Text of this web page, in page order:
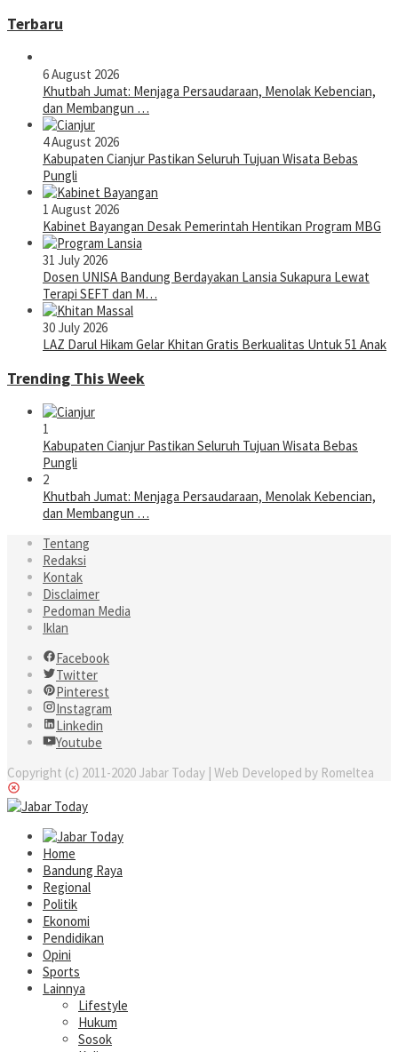
Terbaru
6 August 2026
Khutbah Jumat: Menjaga Persaudaraan, Menolak Kebencian,
dan Membangun …
4 August 2026
Kabupaten Cianjur Pastikan Seluruh Tujuan Wisata Bebas
Pungli
1 August 2026
Kabinet Bayangan Desak Pemerintah Hentikan Program MBG
31 July 2026
Dosen UNISA Bandung Berdayakan Lansia Sukapura Lewat
Terapi SEFT dan M…
30 July 2026
LAZ Darul Hikam Gelar Khitan Gratis Berkualitas Untuk 51 Anak
Trending This Week
1
Kabupaten Cianjur Pastikan Seluruh Tujuan Wisata Bebas
Pungli
2
Khutbah Jumat: Menjaga Persaudaraan, Menolak Kebencian,
dan Membangun …
Tentang
Redaksi
Kontak
Disclaimer
Pedoman Media
Iklan
Facebook
Twitter
Pinterest
Instagram
Linkedin
Youtube
Copyright (c) 2011-2020 Jabar Today | Web Developed by Romeltea
Home
Bandung Raya
Regional
Politik
Ekonomi
Pendidikan
Opini
Sports
Lainnya
Lifestyle
Hukum
Sosok